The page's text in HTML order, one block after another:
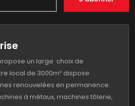
un large choix de
local de 3000m² dispose
renouvelées en permanence.
à métaux, machines tôlerie,